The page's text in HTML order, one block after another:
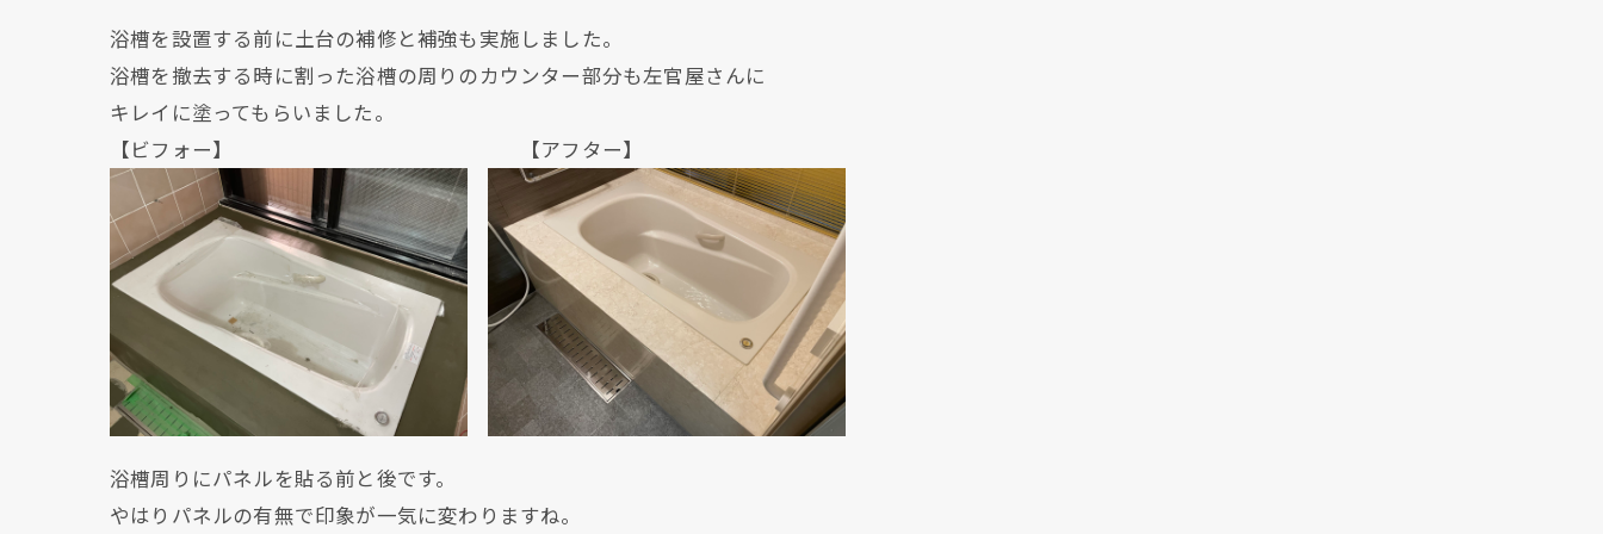
浴槽を設置する前に土台の補修と補強も実施しました。
浴槽を撤去する時に割った浴槽の周りのカウンター部分も左官屋さんに
キレイに塗ってもらいました。
【ビフォー】 【アフター】
浴槽周りにパネルを貼る前と後です。
やはりパネルの有無で印象が一気に変わりますね。